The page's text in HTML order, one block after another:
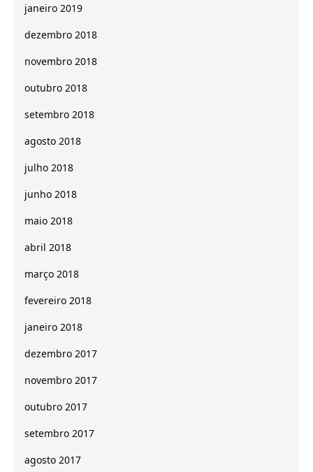
janeiro 2019
dezembro 2018
novembro 2018
outubro 2018
setembro 2018
agosto 2018
julho 2018
junho 2018
maio 2018
abril 2018
março 2018
fevereiro 2018
janeiro 2018
dezembro 2017
novembro 2017
outubro 2017
setembro 2017
agosto 2017